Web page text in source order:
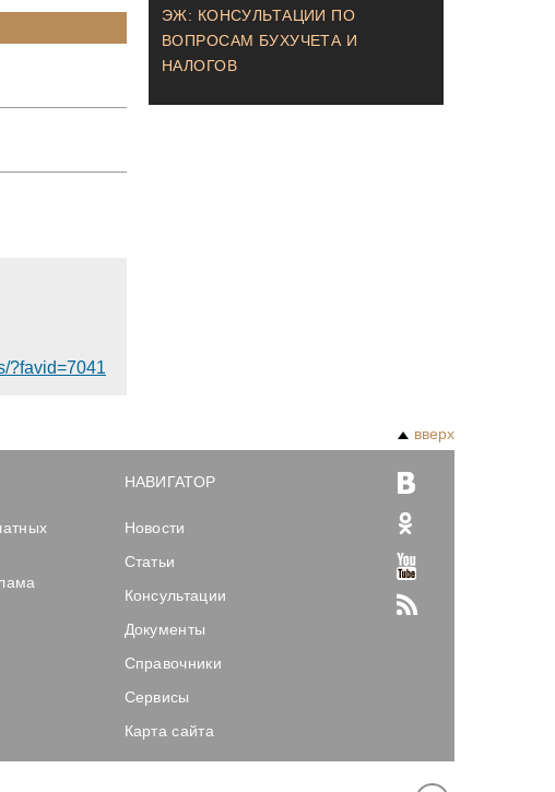
?favid=7041
ЭЖ: КОНСУЛЬТАЦИИ ПО
ВОПРОСАМ БУХУЧЕТА И
НАЛОГОВ
вверх
НАВИГАТОР
Новости
Статьи
Консультации
Документы
Справочники
Сервисы
Карта сайта